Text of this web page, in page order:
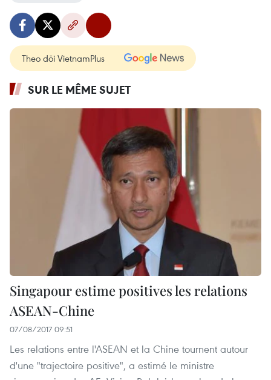
Theo dõi VietnamPlus
SUR LE MÊME SUJET
Singapour estime positives les relations
ASEAN-Chine
07/08/2017 09:51
Les relations entre l'ASEAN et la Chine tournent autour
d'une "trajectoire positive", a estimé le ministre